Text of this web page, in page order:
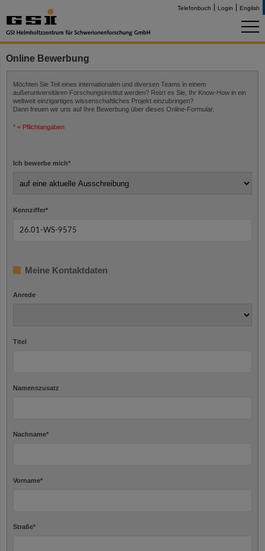
Telefonbuch Login English
Online Bewerbung
Möchten Sie Teil eines internationalen und diversen Teams in einem
außeruniversitären Forschungsinstitut werden? Reizt es Sie, Ihr Know-How in ein
weltweit einzigartiges wissenschaftliches Projekt einzubringen?
Dann freuen wir uns auf Ihre Bewerbung über dieses Online-Formular.
* = Pflichtangaben
Ich bewerbe mich*
Kennziffer*
Meine Kontaktdaten
Anrede
Titel
Namenszusatz
Nachname*
Vorname*
Straße*